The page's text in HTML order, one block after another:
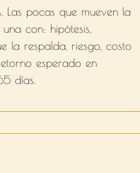
Las pocas que mueven la
con: hipótesis,
la respalda, riesgo, costo
esperado en
días.